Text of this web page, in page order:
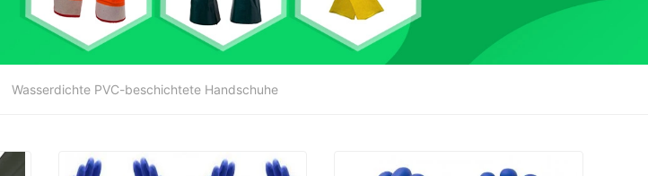
Wasserdichte PVC-beschichtete Handschuhe